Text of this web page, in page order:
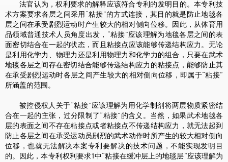
法官认为，权利要求的解释应该符合专利的发明目的。本专利技
术方案要求各层之间采用“粘接”的方式连接，其目的就是防止地毯各
层之间在承受剧烈运动时产生较大的相对侧向位移。因此，从体育用
品领域普通技术人员角度出发，“粘接”应该理解为地毯各层之间的表
面密切结合在一起的状态，而且粘接点应该能够传递结构应力。无论
是利用化学力、物理力还是利用物理力和化学力的组合，只要在武术
地毯各层之间存在密切结合能够传递结构应力的粘接点，能够防止其
在承受剧烈运动时各层之间产生较大的相对侧向位移，即属于“粘接”
所涵盖的范围。
被控侵权人关于“粘接”应该理解为用化学制剂将两层物质紧密结
合在一起的主张，过分限制了“粘接”的含义。当然，如果武术地毯各
层的表面之间不存在粘接点或者粘接点不传递结构应力，就无法起到
防止各层之间在承受运动员剧烈的武术动作时所产生的较大相对侧向
位移，也就无法解决本案专利要解决的技术问题，不能实现发明目
的。因此，本专利权利要求1中“粘接在缓冲层上的地毯层”应该理解为